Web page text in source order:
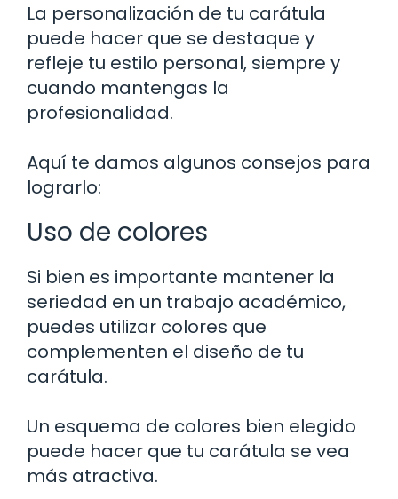
La personalización de tu carátula
puede hacer que se destaque y
refleje tu estilo personal, siempre y
cuando mantengas la
profesionalidad.
Aquí te damos algunos consejos para
lograrlo:
Uso de colores
Si bien es importante mantener la
seriedad en un trabajo académico,
puedes utilizar colores que
complementen el diseño de tu
carátula.
Un esquema de colores bien elegido
puede hacer que tu carátula se vea
más atractiva.